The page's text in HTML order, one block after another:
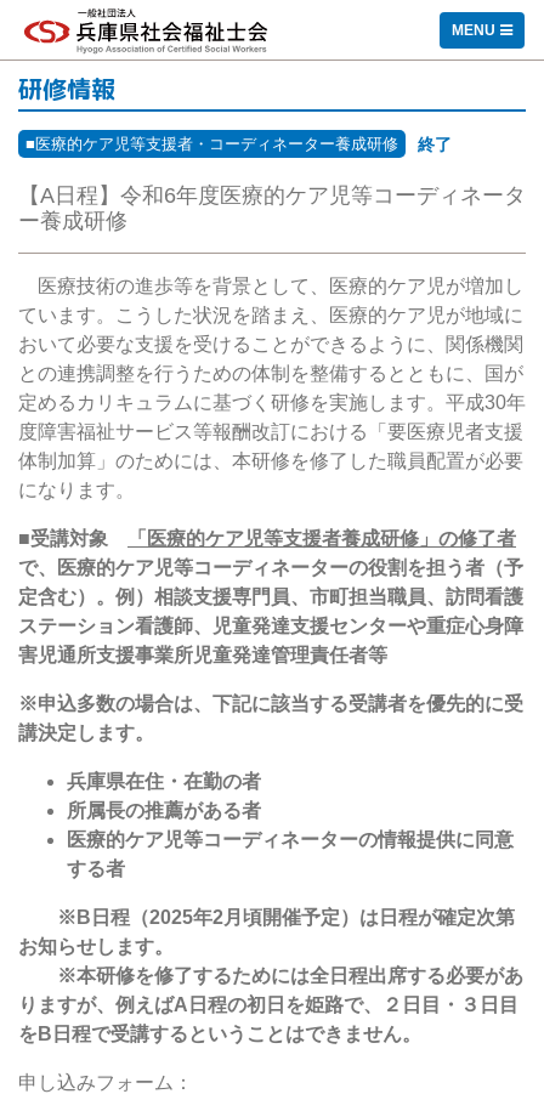
一般社団法人 兵庫県社会福祉士会
MENU
研修情報
■医療的ケア児等支援者・コーディネーター養成研修 終了
【A日程】令和6年度医療的ケア児等コーディネータ
ー養成研修
医療技術の進歩等を背景として、医療的ケア児が増加し
ています。こうした状況を踏まえ、医療的ケア児が地域に
おいて必要な支援を受けることができるように、関係機関
との連携調整を行うための体制を整備するとともに、国が
定めるカリキュラムに基づく研修を実施します。平成30年
度障害福祉サービス等報酬改訂における「要医療児者支援
体制加算」のためには、本研修を修了した職員配置が必要
になります。
■受講対象
「医療的ケア児等支援者養成研修」の修了者
で、医療的ケア児等コーディネーターの役割を担う者（予
定含む）。例）相談支援専門員、市町担当職員、訪問看護
ステーション看護師、児童発達支援センターや重症心身障
害児通所支援事業所児童発達管理責任者等
※申込多数の場合は、下記に該当する受講者を優先的に受
講決定します。
兵庫県在住・在勤の者
所属長の推薦がある者
医療的ケア児等コーディネーターの情報提供に同意
する者
※ B 日程（2025年2月頃開催予定）は日程が確定次第
お知らせします。
※本研修を修了するためには全日程出席する必要があ
りますが、例えばA 日程の初日を姫路で、
２日目・３日目
を B 日程で受講するということはできません。
申し込みフォーム：